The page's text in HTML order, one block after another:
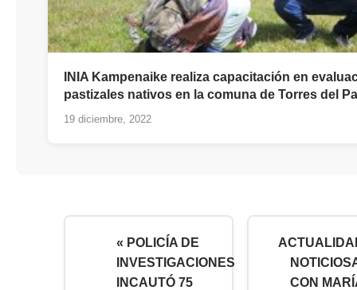
INIA Kampenaike realiza capacitación en
pastizales nativos en la comuna de Torres del
19 diciembre, 2022
« POLICÍA DE
INVESTIGACIONES
INCAUTÓ 75
CON